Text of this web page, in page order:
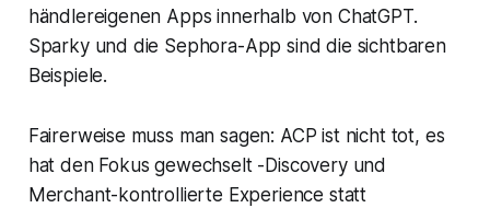
händlereigenen Apps innerhalb von ChatGPT.
Sparkyund die Sephora-App sind die sichtbaren
Beispiele.
Fairerweise muss man sagen: ACP ist nicht tot, es
hat den Fokus gewechselt -Discovery und
Merchant-kontrollierte Experience statt